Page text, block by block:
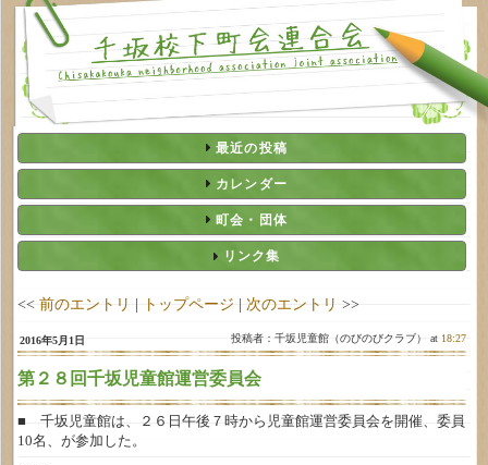
最近の投稿
カレンダー
町会・団体
リンク集
<< 前のエントリ | トップページ | 次のエントリ >>
2016年5月1日 投稿者：千坂児童館（のびのびクラブ） at 18:27
第２８回千坂児童館運営委員会
■ 千坂児童館は、２６日午後７時から児童館運営委員会を開催、委員
10名、が参加した。